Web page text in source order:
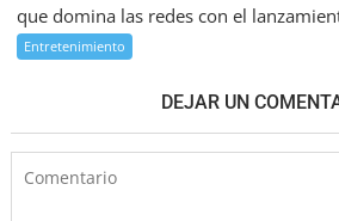
que domina las redes con el
Entretenimiento
DEJAR UN